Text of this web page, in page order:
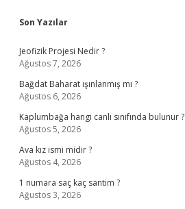
Sidebar
Son Yazılar
Jeofizik Projesi Nedir ?
Ağustos 7, 2026
Bağdat Baharat ışınlanmış mı ?
Ağustos 6, 2026
Kaplumbağa hangi canlı sınıfında bulunur ?
Ağustos 5, 2026
Ava kız ismi midir ?
Ağustos 4, 2026
1 numara saç kaç santim ?
Ağustos 3, 2026